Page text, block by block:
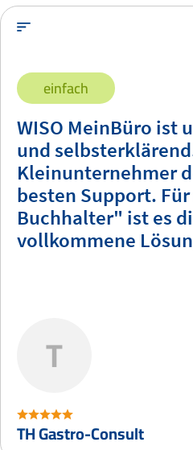
einfach
WISO MeinBüro ist
und
Kleinunternehmer
besten Support.
Buchhalter" ist es
vollkommene
TH Gastro-Consult
T